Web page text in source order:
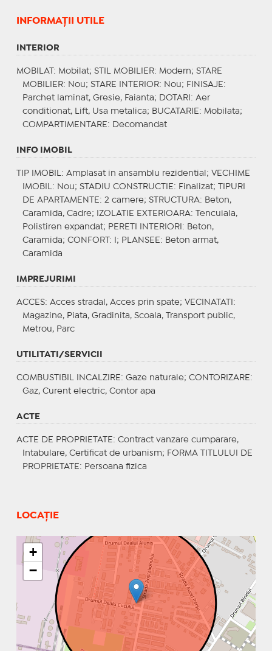
INFORMAŢII UTILE
INTERIOR
MOBILAT : Mobilat; STIL MOBILIER: Modern; STARE
MOBILIER: Nou; STARE INTERIOR: Nou; FINISAJE :
Parchet laminat, Gresie, Faianta;
DOTARI : Aer
conditionat, Lift, Usa metalica; BUCATARIE : Mobilata;
COMPARTIMENTARE : Decomandat
INFO IMOBIL
TIP IMOBIL : Amplasat in ansamblu rezidential; VECHIME
IMOBIL : Nou; STADIU CONSTRUCTIE : Finalizat;
TIPURI
DE APARTAMENTE : 2 camere; STRUCTURA: Beton,
Caramida, Cadre;
IZOLATIE EXTERIOARA: Tencuiala,
Polistiren expandat; PERETI INTERIORI : Beton,
Caramida; CONFORT : I; PLANSEE : Beton armat,
Caramida
IMPREJURIMI
ACCES: Acces stradal, Acces prin spate; VECINATATI :
Magazine, Piata, Gradinita, Scoala, Transport public,
Metrou, Parc
UTILITATI/SERVICII
COMBUSTIBIL INCALZIRE : Gaze naturale; CONTORIZARE :
Gaz, Curent electric, Contor apa
ACTE
ACTE DE PROPRIETATE : Contract vanzare cumparare,
Intabulare, Certificat de urbanism; FORMA TITLULUI DE
PROPRIETATE : Persoana fizica
LOCAȚIE
+
−